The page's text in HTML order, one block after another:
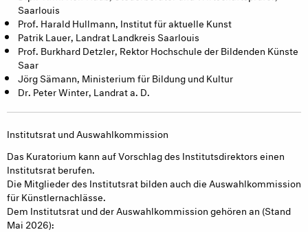
Saarlouis
Prof. Harald Hullmann, Institut für aktuelle Kunst
Patrik Lauer, Landrat Landkreis Saarlouis
Prof. Burkhard Detzler, Rektor Hochschule der Bildenden Künste
Saar
Jörg Sämann, Ministerium für Bildung und Kultur
Dr. Peter Winter, Landrat a. D.
Institutsrat und Auswahlkommission
Das Kuratorium kann auf Vorschlag des Institutsdirektors einen
Institutsrat berufen.
Die Mitglieder des Institutsrat bilden auch die Auswahlkommission
für Künstlernachlässe.
Dem Institutsrat und der Auswahlkommission gehören an (Stand
Mai 2026):